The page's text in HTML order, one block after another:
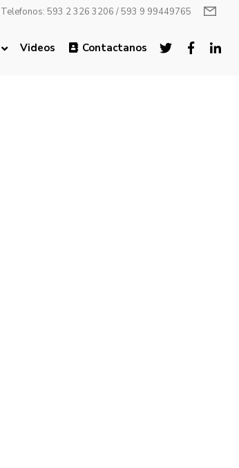
Telefonos: 593 2 326 3206 / 593 9 99449765
Videos Contactanos